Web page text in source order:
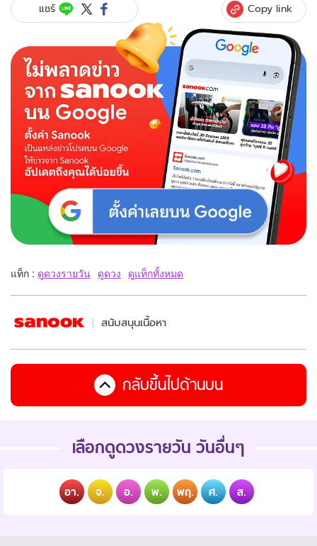
แชร์ Copy link
แท็ก : ดูดวงรายวัน ดูดวง ดูแท็กทั้งหมด
สนับสนุนเนื้อหา
กลับขึ้นไปด้านบน
เลือกดูดวงรายวัน วันอื่นๆ
อา. จ. อ. พ. พฤ. ศ. ส.